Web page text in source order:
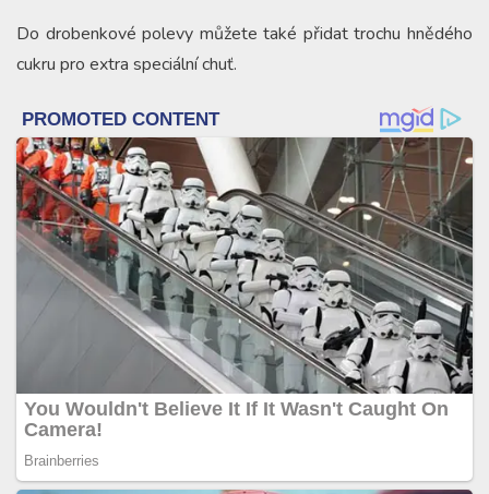
Do drobenkové polevy můžete také přidat trochu hnědého
cukru pro extra speciální chuť.